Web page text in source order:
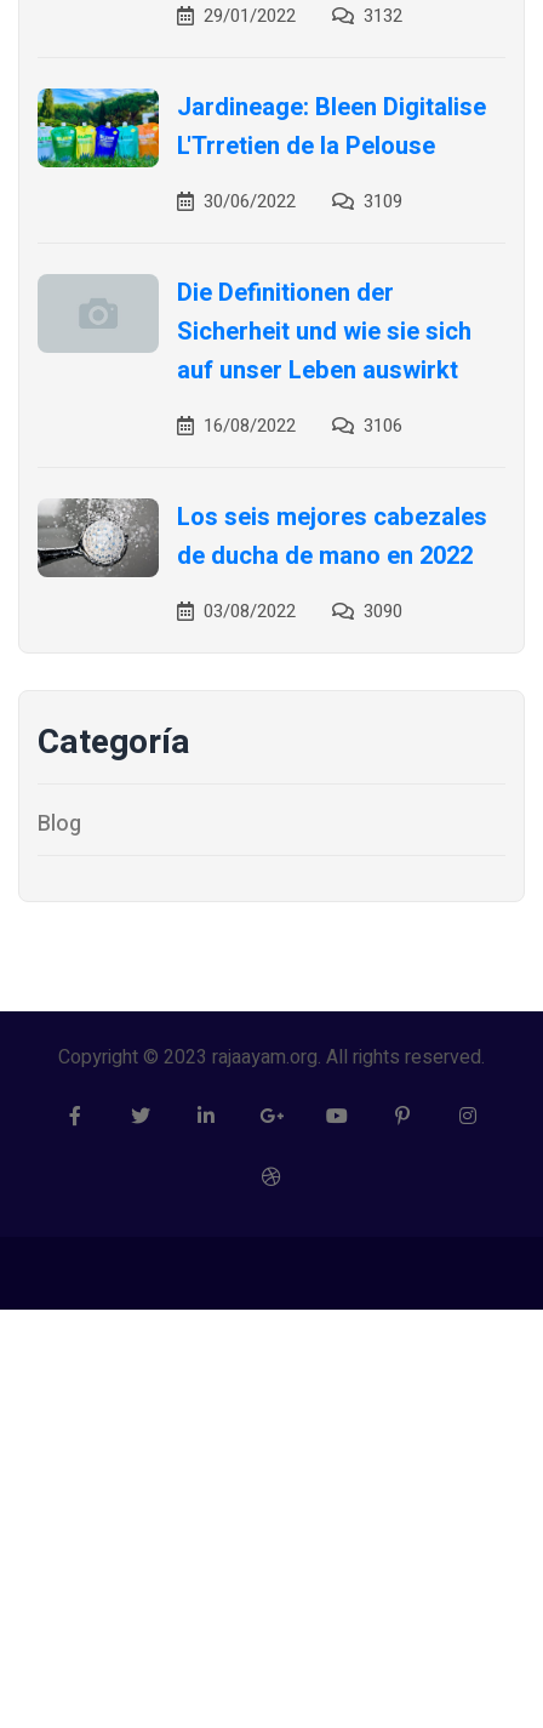
29/01/2022 3132
Jardineage: Bleen Digitalise
L'Trretien de la Pelouse
30/06/2022 3109
Die Definitionen der
Sicherheit und wie sie sich
auf unser Leben auswirkt
16/08/2022 3106
Los seis mejores cabezales
de ducha de mano en 2022
03/08/2022 3090
Categoría
Blog
Copyright © 2023 rajaayam.org. All rights reserved.